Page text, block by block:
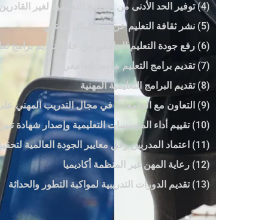
(4) توفير الحد الأدنى من البرامج التعليمية لغير القادرين على مواصلة تعليمهم بسبب الحرب أو النزوح القسري
(5) نشر ثقافة التعليم عن بعد بشكل تفاعلي
(6) رفع جودة التعليم الجامعي من خلال تقديم برامج تعليمية معتمدة من المجلس الأمريكي للتعليم
(7) تقديم برامج التعليم ما بعد الجامعي
(8) تقديم البرامج التعليمية المهنية
(9) التعاون مع الجامعات في مجال التدريب المهني على مستوى الماجستير والدكتوراه
(10) تقييم أداء المؤسسات التعليمية وإصدار شهادة تبين مستواها الأكاديمي وفق معايير الأداء
(11) اعتماد المدربين وفق معايير الجودة العالمية لتحقيق الاحترافية المطلوبة
(12) رعاية المهن غير المنظمة أكاديميا
(13) تقديم الدورات التدريبية لمواكبة التطور والحداثة